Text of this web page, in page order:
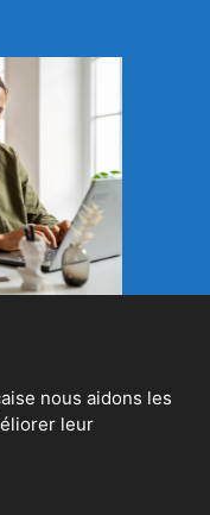
nous aidons les
leur